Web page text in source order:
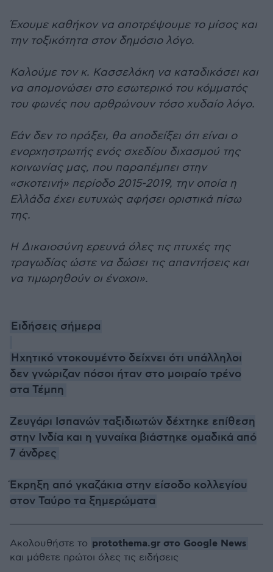
Έχουμε καθήκον να αποτρέψουμε το μίσος και
την τοξικότητα στον δημόσιο λόγο.
Καλούμε τον κ. Κασσελάκη να καταδικάσει και
να απομονώσει στο εσωτερικό του κόμματός
του φωνές που αρθρώνουν τόσο χυδαίο λόγο.
Εάν δεν το πράξει, θα αποδείξει ότι είναι ο
ενορχηστρωτής ενός σχεδίου διχασμού της
κοινωνίας μας, που παραπέμπει στην
«σκοτεινή» περίοδο 2015-2019, την οποία η
Ελλάδα έχει ευτυχώς αφήσει οριστικά πίσω
της.
Η Δικαιοσύνη ερευνά όλες τις πτυχές της
τραγωδίας ώστε να δώσει τις απαντήσεις και
να τιμωρηθούν οι ένοχοι».
Ειδήσεις σήμερα
Ηχητικό ντοκουμέντο δείχνει ότι υπάλληλοι
δεν γνώριζαν πόσοι ήταν στο μοιραίο τρένο
στα Τέμπη
Ζευγάρι Ισπανών ταξιδιωτών δέχτηκε επίθεση
στην Ινδία και η γυναίκα βιάστηκε ομαδικά από
7 άνδρες
Έκρηξη από γκαζάκια στην είσοδο κολλεγίου
στον Ταύρο τα ξημερώματα
Ακολουθήστε το protothema.gr στο Google News
και μάθετε πρώτοι όλες τις ειδήσεις